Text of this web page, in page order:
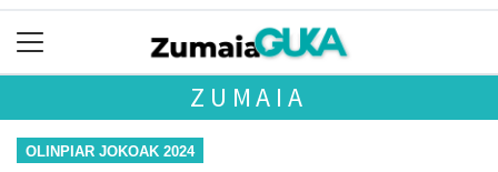
ZUMAIA
OLINPIAR JOKOAK 2024